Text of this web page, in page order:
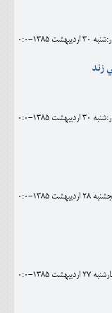
ارديبهشت 1385-0:0
زند
ارديبهشت 1385-0:0
1385-0:0
1385-0:0